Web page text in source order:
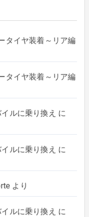
(6)
タイヤ装着～リア編
タイヤ装着～リア編
ルに乗り換え に
ルに乗り換え に
より
ルに乗り換え に